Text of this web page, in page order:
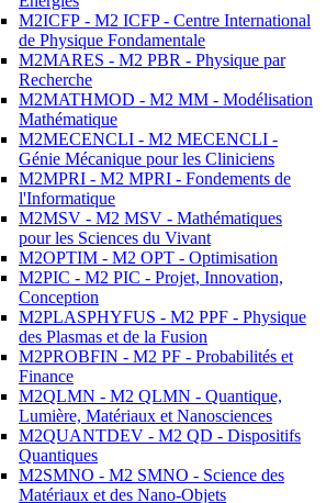
M2ICFP - M2 ICFP - Centre International
de Physique Fondamentale
M2MARES - M2 PBR - Physique par
Recherche
M2MATHMOD - M2 MM - Modélisation
Mathématique
M2MECENCLI - M2 MECENCLI -
Génie Mécanique pour les Cliniciens
M2MPRI - M2 MPRI - Fondements de
l'Informatique
M2MSV - M2 MSV - Mathématiques
pour les Sciences du Vivant
M2OPTIM - M2 OPT - Optimisation
M2PIC - M2 PIC - Projet, Innovation,
Conception
M2PLASPHYFUS - M2 PPF - Physique
des Plasmas et de la Fusion
M2PROBFIN - M2 PF - Probabilités et
Finance
M2QLMN - M2 QLMN - Quantique,
Lumière, Matériaux et Nanosciences
M2QUANTDEV - M2 QD - Dispositifs
Quantiques
M2SMNO - M2 SMNO - Science des
Matériaux et des Nano-Objets